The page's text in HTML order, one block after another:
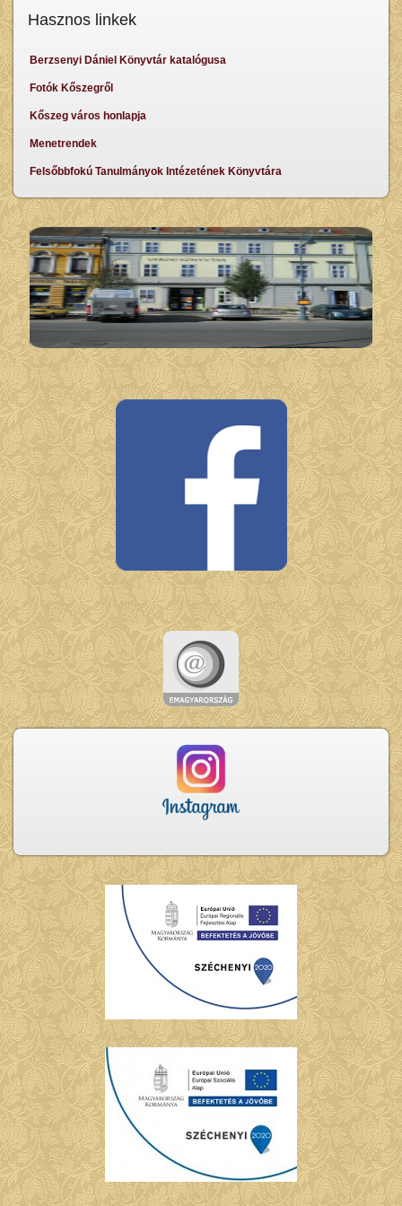
Hasznos linkek
Berzsenyi Dániel Könyvtár katalógusa
Fotók Kőszegről
Kőszeg város honlapja
Menetrendek
Felsőbbfokú Tanulmányok Intézetének Könyvtára